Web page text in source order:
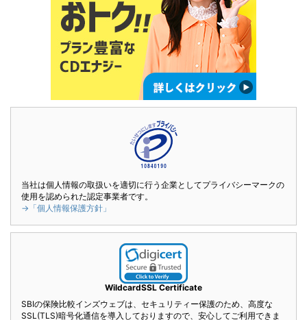
当社は個人情報の取扱いを適切に行う企業としてプライバシーマークの
使用を認められた認定事業者です。
→「個人情報保護方針」
WildcardSSL Certificate
SBIの保険比較インズウェブは、セキュリティー保護のため、高度な
SSL(TLS)暗号化通信を導入しておりますので、安心してご利用できま